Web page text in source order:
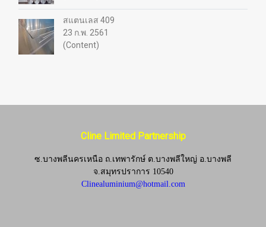
สแตนเลส 409
23 ก.พ. 2561
(Content)
Cline Limited Partnership
ซ.บางพลีนครเหนือ ถ.เทพารักษ์ ต.บางพลีใหญ่ อ.บางพลี
จ.สมุทรปราการ 10540
Clinealuminium@hotmail.com